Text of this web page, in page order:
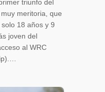
triunfo del
meritoria, que
18 años y 9
joven del
al WRC